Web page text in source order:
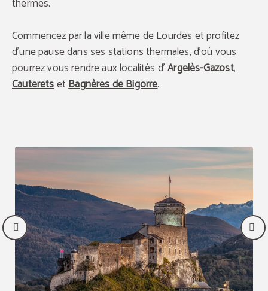
thermes.
Commencez par la ville même de Lourdes et profitez
d’une pause dans ses stations thermales, d’où vous
pourrez vous rendre aux localités d’Argelès-Gazost,
CauteretsetBagnères de Bigorre.